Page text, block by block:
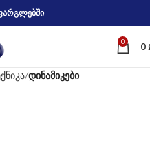
0 0
დინამიკები